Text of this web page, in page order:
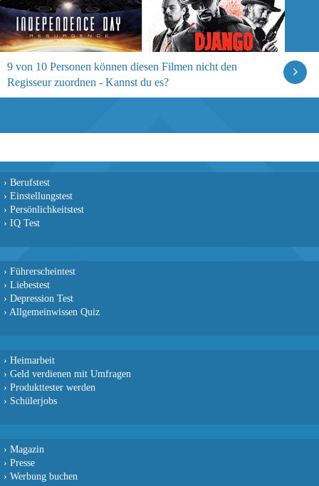
9 von 10 Personen können diesen Filmen nicht den
Regisseur zuordnen - Kannst du es?
› Berufstest
› Einstellungstest
› Persönlichkeitstest
› IQ Test
› Führerscheintest
› Liebestest
› Depression Test
› Allgemeinwissen Quiz
› Heimarbeit
› Geld verdienen mit Umfragen
› Produkttester werden
› Schülerjobs
› Magazin
› Presse
› Werbung buchen